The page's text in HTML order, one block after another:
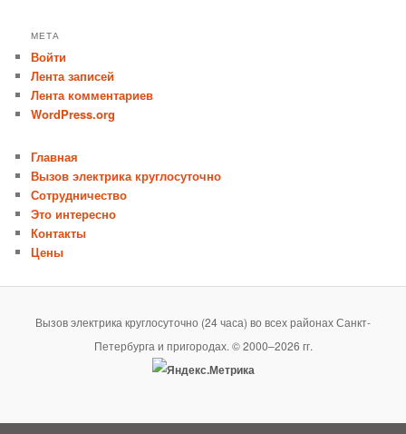
МЕТА
Войти
Лента записей
Лента комментариев
WordPress.org
Главная
Вызов электрика круглосуточно
Сотрудничество
Это интересно
Контакты
Цены
Вызов электрика круглосуточно (24 часа) во всех районах Санкт-
Петербурга и пригородах. © 2000–2026 гг.